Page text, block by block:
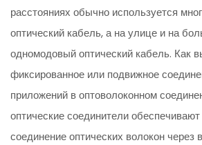
расстояниях обычно используется
оптический кабель, а на улице и на
одномодовый оптический кабель. Как
фиксированное или подвижное
приложений в оптоволоконном
оптические соединители
соединение оптических волокон через